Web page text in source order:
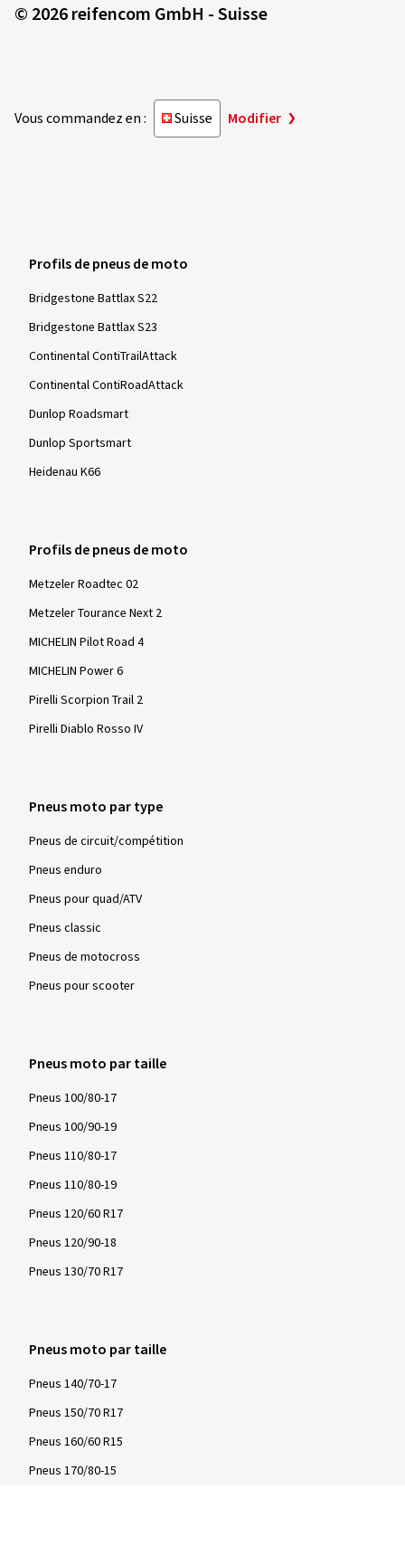
© 2026 reifencom GmbH - Suisse
Vous commandez en : Suisse Modifier
Profils de pneus de moto
Bridgestone Battlax S22
Bridgestone Battlax S23
Continental ContiTrailAttack
Continental ContiRoadAttack
Dunlop Roadsmart
Dunlop Sportsmart
Heidenau K66
Profils de pneus de moto
Metzeler Roadtec 02
Metzeler Tourance Next 2
MICHELIN Pilot Road 4
MICHELIN Power 6
Pirelli Scorpion Trail 2
Pirelli Diablo Rosso IV
Pneus moto par type
Pneus de circuit/compétition
Pneus enduro
Pneus pour quad/ATV
Pneus classic
Pneus de motocross
Pneus pour scooter
Pneus moto par taille
Pneus 100/80-17
Pneus 100/90-19
Pneus 110/80-17
Pneus 110/80-19
Pneus 120/60 R17
Pneus 120/90-18
Pneus 130/70 R17
Pneus moto par taille
Pneus 140/70-17
Pneus 150/70 R17
Pneus 160/60 R15
Pneus 170/80-15